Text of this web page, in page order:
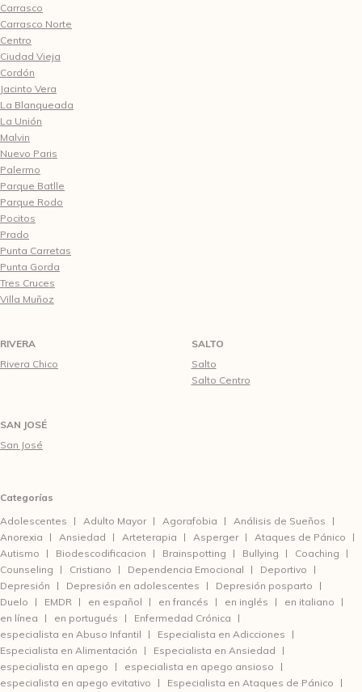
Carrasco
Carrasco Norte
Centro
Ciudad Vieja
Cordón
Jacinto Vera
La Blanqueada
La Unión
Malvin
Nuevo Paris
Palermo
Parque Batlle
Parque Rodo
Pocitos
Prado
Punta Carretas
Punta Gorda
Tres Cruces
Villa Muñoz
RIVERA
Rivera Chico
SALTO
Salto
Salto Centro
SAN JOSÉ
San José
Categorías
Adolescentes
Adulto Mayor Agorafobia
Análisis de Sueños
Anorexia
Ansiedad Arteterapia Asperger
Ataques de Pánico
Autismo
Biodescodificacion Brainspotting Bullying
Coaching
Counseling
Cristiano Dependencia Emocional
Deportivo
Depresión
Depresión en adolescentes
Depresión posparto
Duelo
EMDR en español en francés en inglés
en italiano
en línea
en portugués
Enfermedad Crónica
especialista en Abuso Infantil
Especialista en Adicciones
Especialista en Alimentación
Especialista en Ansiedad
especialista en apego
especialista en apego ansioso
especialista en apego evitativo
Especialista en Ataques de Pánico